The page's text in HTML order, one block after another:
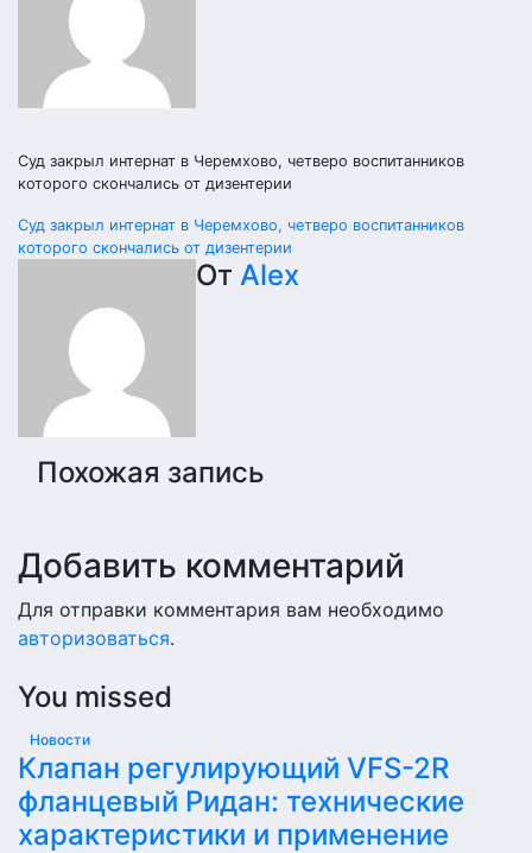
Суд закрыл интернат в Черемхово, четверо воспитанников
которого скончались от дизентерии
Навигация
записям
Суд закрыл интернат в Черемхово, четверо воспитанников
которого скончались от дизентерии
От Alex
Похожая запись
Добавить комментарий
Для отправки комментария вам необходимо
авторизоваться.
You missed
Новости
Клапан регулирующий VFS-2R
фланцевый Ридан: технические
характеристики и применение